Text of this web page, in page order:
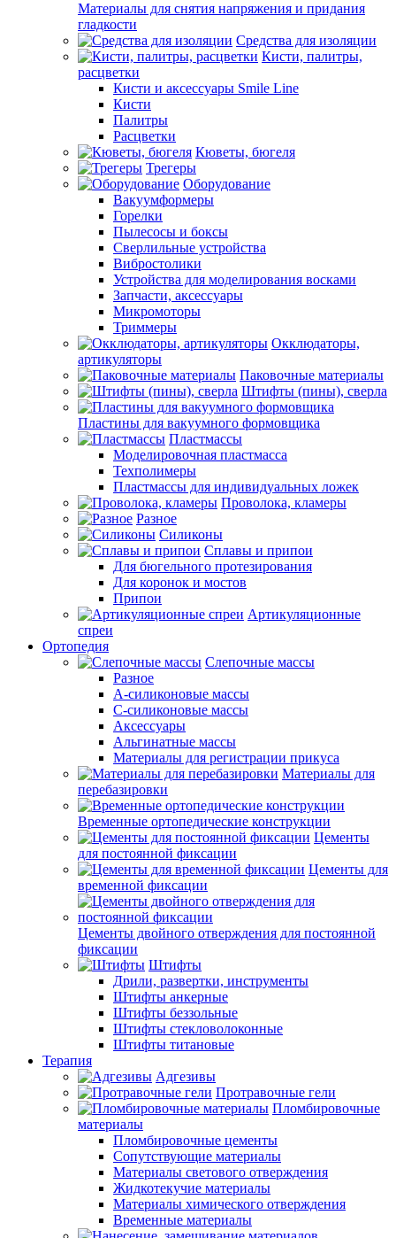
Материалы для снятия напряжения и придания
гладкости
Средства для изоляции
Кисти, палитры,
расцветки
Кисти и аксессуары Smile Line
Кисти
Палитры
Расцветки
Кюветы, бюгеля
Трегеры
Оборудование
Вакуумформеры
Горелки
Пылесосы и боксы
Сверлильные устройства
Вибростолики
Устройства для моделирования восками
Запчасти, аксессуары
Микромоторы
Триммеры
Окклюдаторы,
артикуляторы
Паковочные материалы
Штифты (пины), сверла
Пластины для вакуумного формовщика
Пластмассы
Моделировочная пластмасса
Техполимеры
Пластмассы для индивидуальных ложек
Проволока, кламеры
Разное
Силиконы
Сплавы и припои
Для бюгельного протезирования
Для коронок и мостов
Припои
Артикуляционные
спреи
Ортопедия
Слепочные массы
Разное
А-силиконовые массы
С-силиконовые массы
Аксессуары
Альгинатные массы
Материалы для регистрации прикуса
Материалы для
перебазировки
Временные ортопедические конструкции
Цементы
для постоянной фиксации
Цементы для
временной фиксации
Цементы двойного отверждения для постоянной
фиксации
Штифты
Дрили, развертки, инструменты
Штифты анкерные
Штифты беззольные
Штифты стекловолоконные
Штифты титановые
Терапия
Адгезивы
Протравочные гели
Пломбировочные
материалы
Пломбировочные цементы
Сопутствующие материалы
Материалы светового отверждения
Жидкотекучие материалы
Материалы химического отверждения
Временные материалы